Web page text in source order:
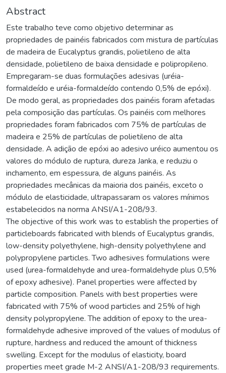
Abstract
Este trabalho teve como objetivo determinar as
propriedades de painéis fabricados com mistura de partículas
de madeira de Eucalyptus grandis, polietileno de alta
densidade, polietileno de baixa densidade e polipropileno.
Empregaram-se duas formulações adesivas (uréia-
formaldeído e uréia-formaldeído contendo 0,5% de epóxi).
De modo geral, as propriedades dos painéis foram afetadas
pela composição das partículas. Os painéis com melhores
propriedades foram fabricados com 75% de partículas de
madeira e 25% de partículas de polietileno de alta
densidade. A adição de epóxi ao adesivo uréico aumentou os
valores do módulo de ruptura, dureza Janka, e reduziu o
inchamento, em espessura, de alguns painéis. As
propriedades mecânicas da maioria dos painéis, exceto o
módulo de elasticidade, ultrapassaram os valores mínimos
estabelecidos na norma ANSI/A1-208/93.
The objective of this work was to establish the properties of
particleboards fabricated with blends of Eucalyptus grandis,
low-density polyethylene, high-density polyethylene and
polypropylene particles. Two adhesives formulations were
used (urea-formaldehyde and urea-formaldehyde plus 0,5%
of epoxy adhesive). Panel properties were affected by
particle composition. Panels with best properties were
fabricated with 75% of wood particles and 25% of high
density polypropylene. The addition of epoxy to the urea-
formaldehyde adhesive improved of the values of modulus of
rupture, hardness and reduced the amount of thickness
swelling. Except for the modulus of elasticity, board
properties meet grade M-2 ANSI/A1-208/93 requirements.